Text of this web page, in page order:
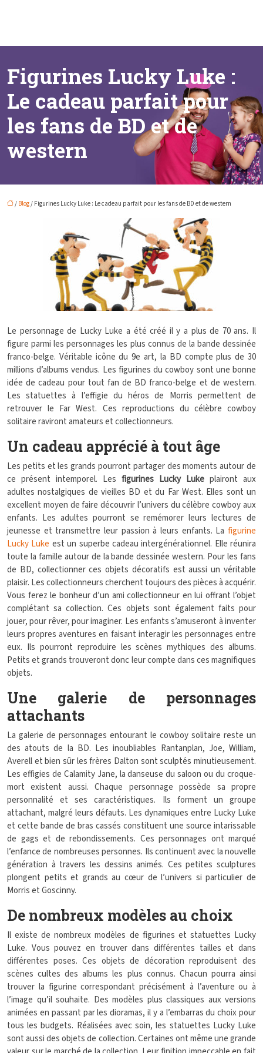
Figurines Lucky Luke :
Le cadeau parfait pour
les fans de BD et de
western
/ Blog/ Figurines Lucky Luke : Le cadeau parfait pour les fans de BD et de western
Le personnage de Lucky Luke a été créé il y a plus de 70 ans. Il
figure parmi les personnages les plus connus de la bande dessinée
franco-belge. Véritable icône du 9e art, la BD compte plus de 30
millions d’albums vendus. Les figurines du cowboy sont une bonne
idée de cadeau pour tout fan de BD franco-belge et de western.
Les statuettes à l’effigie du héros de Morris permettent de
retrouver le Far West. Ces reproductions du célèbre cowboy
solitaire raviront amateurs et collectionneurs.
Un cadeau apprécié à tout âge
Les petits et les grands pourront partager des moments autour de
ce présent intemporel. Les figurines Lucky Luke plairont aux
adultes nostalgiques de vieilles BD et du Far West. Elles sont un
excellent moyen de faire découvrir l’univers du célèbre cowboy aux
enfants. Les adultes pourront se remémorer leurs lectures de
jeunesse et transmettre leur passion à leurs enfants. La figurine
Lucky Luke est un superbe cadeau intergénérationnel. Elle réunira
toute la famille autour de la bande dessinée western. Pour les fans
de BD, collectionner ces objets décoratifs est aussi un véritable
plaisir. Les collectionneurs cherchent toujours des pièces à acquérir.
Vous ferez le bonheur d’un ami collectionneur en lui offrant l’objet
complétant sa collection. Ces objets sont également faits pour
jouer, pour rêver, pour imaginer. Les enfants s’amuseront à inventer
leurs propres aventures en faisant interagir les personnages entre
eux. Ils pourront reproduire les scènes mythiques des albums.
Petits et grands trouveront donc leur compte dans ces magnifiques
objets.
Une galerie de personnages
attachants
La galerie de personnages entourant le cowboy solitaire reste un
des atouts de la BD. Les inoubliables Rantanplan, Joe, William,
Averell et bien sûr les frères Dalton sont sculptés minutieusement.
Les effigies de Calamity Jane, la danseuse du saloon ou du croque-
mort existent aussi. Chaque personnage possède sa propre
personnalité et ses caractéristiques. Ils forment un groupe
attachant, malgré leurs défauts. Les dynamiques entre Lucky Luke
et cette bande de bras cassés constituent une source intarissable
de gags et de rebondissements. Ces personnages ont marqué
l’enfance de nombreuses personnes. Ils continuent avec la nouvelle
génération à travers les dessins animés. Ces petites sculptures
plongent petits et grands au cœur de l’univers si particulier de
Morris et Goscinny.
De nombreux modèles au choix
Il existe de nombreux modèles de figurines et statuettes Lucky
Luke. Vous pouvez en trouver dans différentes tailles et dans
différentes poses. Ces objets de décoration reproduisent des
scènes cultes des albums les plus connus. Chacun pourra ainsi
trouver la figurine correspondant précisément à l’aventure ou à
l’image qu’il souhaite. Des modèles plus classiques aux versions
animées en passant par les dioramas, il y a l’embarras du choix pour
tous les budgets. Réalisées avec soin, les statuettes Lucky Luke
sont aussi des objets de collection. Certaines ont même une grande